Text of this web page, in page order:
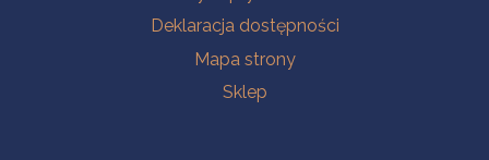
Deklaracja dostępności
Mapa strony
Sklep